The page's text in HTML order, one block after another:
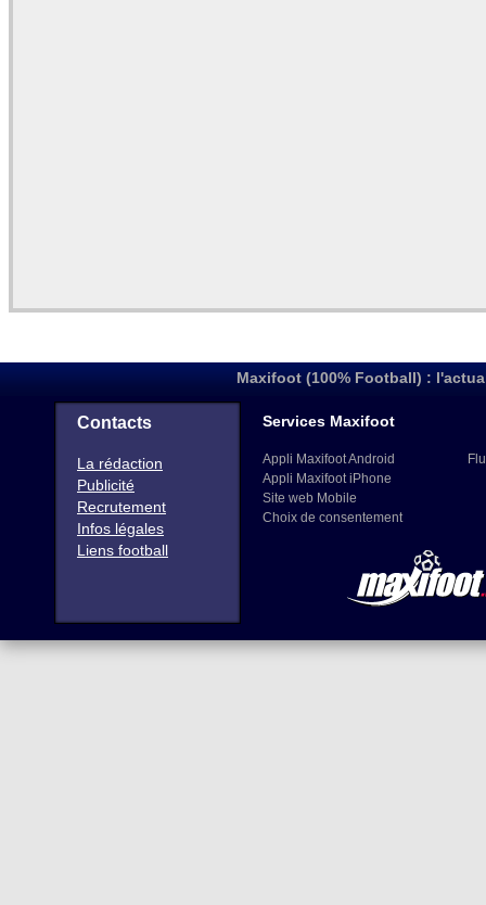
Maxifoot (100% Football) :
Contacts
La rédaction
Publicité
Recrutement
Infos légales
Liens football
Services Maxifoot
Appli Maxifoot Android
Appli Maxifoot iPhone
Site web Mobile
Choix de consentement